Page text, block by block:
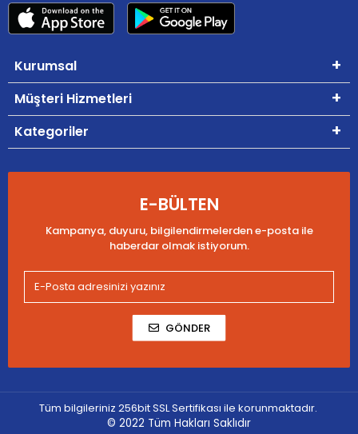
Kurumsal
Müşteri Hizmetleri
Kategoriler
E-BÜLTEN
Kampanya, duyuru, bilgilendirmelerden e-posta ile
haberdar olmak istiyorum.
GÖNDER
Tüm bilgileriniz 256bit SSL Sertifikası ile korunmaktadır.
© 2022 Tüm Hakları Saklıdır